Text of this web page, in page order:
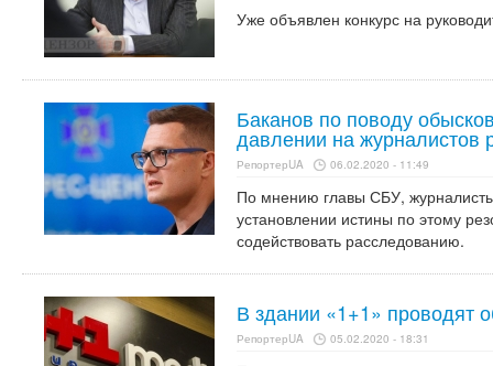
Уже объявлен конкурс на
Баканов по поводу
давлении на журналистов
РепортерUA 06.02.2020 - 11:49
По мнению главы СБУ,
установлении истины по этому
содействовать расследованию.
В здании «1+1» проводят
РепортерUA 05.02.2020 - 18:31